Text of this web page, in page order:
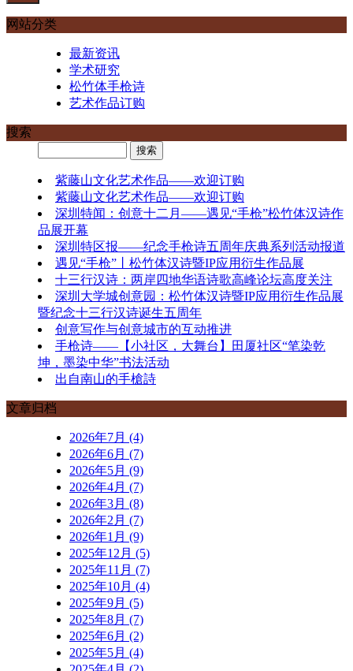
网站分类
最新资讯
学术研究
松竹体手枪诗
艺术作品订购
搜索
紫藤山文化艺术作品——欢迎订购
紫藤山文化艺术作品——欢迎订购
深圳特闻：创意十二月——遇见“手枪”松竹体汉诗作
品展开幕
深圳特区报——纪念手枪诗五周年庆典系列活动报道
遇见“手枪”丨松竹体汉诗暨IP应用衍生作品展
十三行汉诗：两岸四地华语诗歌高峰论坛高度关注
深圳大学城创意园：松竹体汉诗暨IP应用衍生作品展
暨纪念十三行汉诗诞生五周年
创意写作与创意城市的互动推进
手枪诗——【小社区，大舞台】田厦社区“笔染乾
坤，墨染中华”书法活动
出自南山的手槍詩
文章归档
2026年7月 (4)
2026年6月 (7)
2026年5月 (9)
2026年4月 (7)
2026年3月 (8)
2026年2月 (7)
2026年1月 (9)
2025年12月 (5)
2025年11月 (7)
2025年10月 (4)
2025年9月 (5)
2025年8月 (7)
2025年6月 (2)
2025年5月 (4)